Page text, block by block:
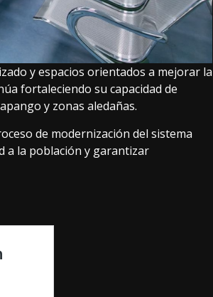
y espacios orientados a mejorar la
fortaleciendo su capacidad de
y zonas aledañas.
de modernización del sistema
a la población y garantizar